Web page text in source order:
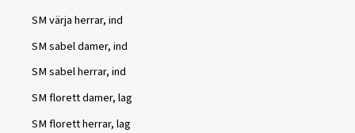
SM värja herrar, ind
SM sabel damer, ind
SM sabel herrar, ind
SM florett damer, lag
SM florett herrar, lag